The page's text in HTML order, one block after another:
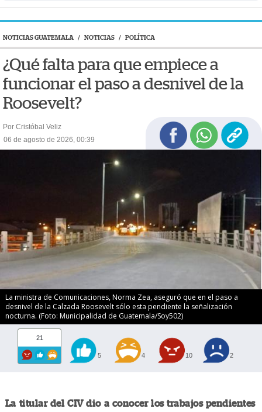
NOTICIAS GUATEMALA / NOTICIAS / POLÍTICA
¿Qué falta para que empiece a
funcionar el paso a desnivel de la
Roosevelt?
Por Cristóbal Veliz
06 de agosto de 2026, 00:39
La ministra de Comunicaciones, Norma Zea, aseguró que en el paso a
desnivel de la Calzada Roosevelt sólo esta pendiente la señalización
nocturna. (Foto: Municipalidad de Guatemala/Soy502)
21
5 4 10 2
La titular del CIV dio a conocer los trabajos pendientes